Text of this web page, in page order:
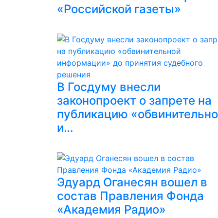
«Российской газеты»
В Госдуму внесли
законопроект о запрете на
публикацию
и…
Эдуард Оганесян вошел в
состав Правления Фонда
«Академия Радио»